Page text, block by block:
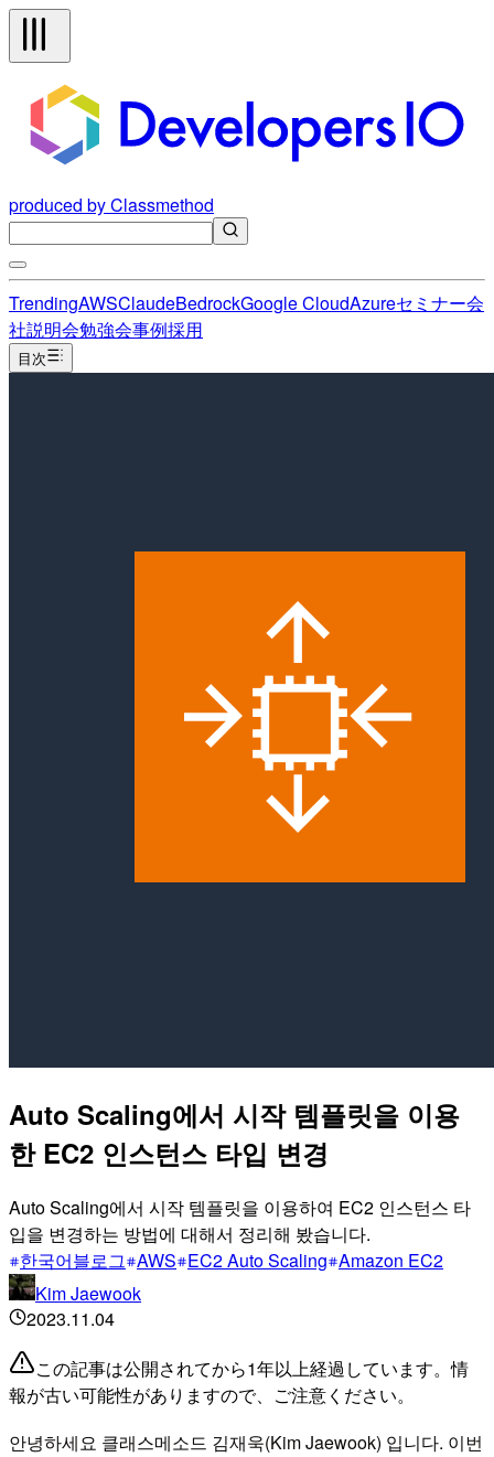
produced by Classmethod
TrendingAWSClaudeBedrockGoogle CloudAzureセミナー会
社説明会勉強会事例採用
目次
Auto Scaling에서 시작 템플릿을 이용
한 EC2 인스턴스 타입 변경
Auto Scaling에서 시작 템플릿을 이용하여 EC2 인스턴스 타
입을 변경하는 방법에 대해서 정리해 봤습니다.
한국어블로그 AWS EC2 Auto Scaling Amazon EC2
Kim Jaewook
2023.11.04
この記事は公開されてから1年以上経過しています。情
報が古い可能性がありますので、ご注意ください。
안녕하세요 클래스메소드 김재욱(Kim Jaewook) 입니다. 이번